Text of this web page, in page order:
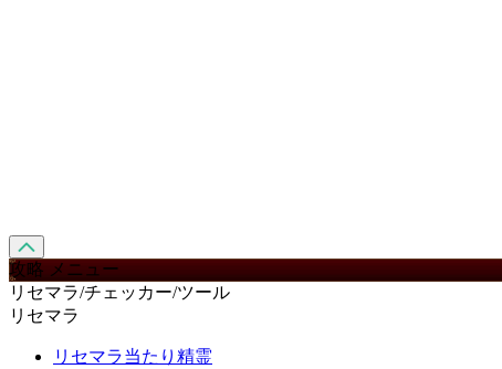
攻略 メニュー
リセマラ/チェッカー/ツール
リセマラ
リセマラ当たり精霊